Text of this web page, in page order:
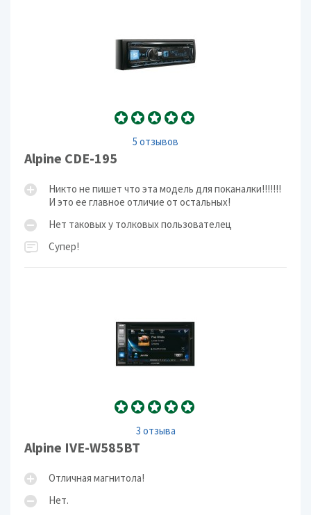
5 отзывов
Alpine CDE-195
Никто не пишет что эта модель для поканалки!!!!!!!
И это ее главное отличие от остальных!
Нет таковых у толковых пользователец
Супер!
3 отзыва
Alpine IVE-W585BT
Отличная магнитола!
Нет.